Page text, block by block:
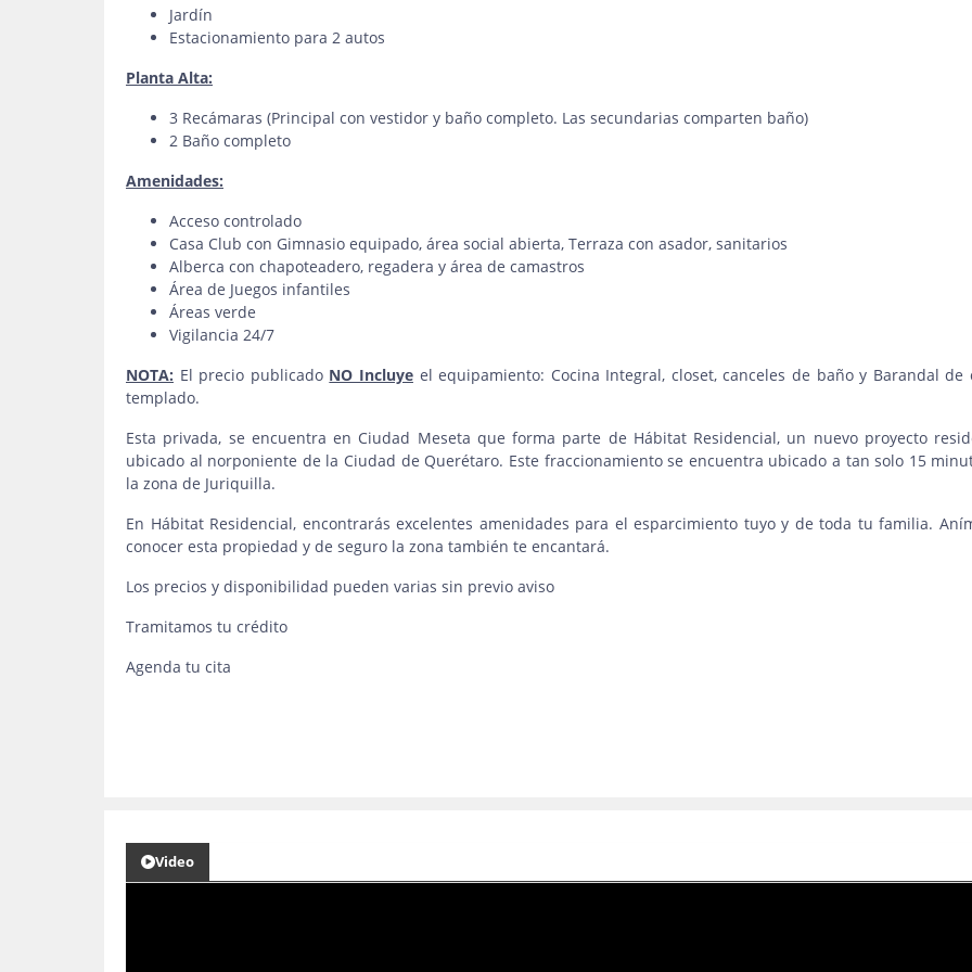
Jardín
Estacionamiento para 2 autos
Planta Alta:
3 Recámaras (Principal con vestidor y baño completo. Las secundarias comparten baño)
2 Baño completo
Amenidades:
Acceso controlado
Casa Club con Gimnasio equipado, área social abierta, Terraza con asador, sanitarios
Alberca con chapoteadero, regadera y área de camastros
Área de Juegos infantiles
Áreas verde
Vigilancia 24/7
NOTA: El precio publicado NO Incluyeel equipamiento: Cocina Integral, closet, canceles de baño y Barandal de
templado.
Esta privada, se encuentra en Ciudad Meseta que forma parte de Hábitat Residencial, un nuevo proyecto
ubicado al norponiente de la Ciudad de Querétaro. Este fraccionamiento se encuentra ubicado a tan solo 15
la zona de Juriquilla.
En Hábitat Residencial, encontrarás excelentes amenidades para el esparcimiento tuyo y de toda tu familia.
conocer esta propiedad y de seguro la zona también te encantará.
Los precios y disponibilidad pueden varias sin previo aviso
Tramitamos tu crédito
Agenda tu cita
Video